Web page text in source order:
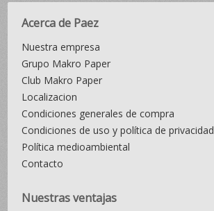
Acerca de Paez
Nuestra empresa
Grupo Makro Paper
Club Makro Paper
Localizacion
Condiciones generales de compra
Condiciones de uso y política de privacidad
Política medioambiental
Contacto
Nuestras ventajas